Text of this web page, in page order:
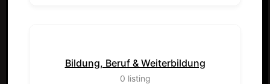
Bildung, Beruf & Weiterbildung
0 listing